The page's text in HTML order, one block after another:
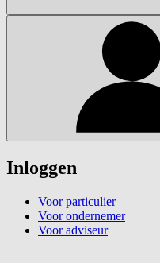
Inloggen
Voor particulier
Voor ondernemer
Voor adviseur